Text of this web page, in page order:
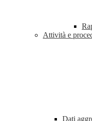
Attività e
Dati